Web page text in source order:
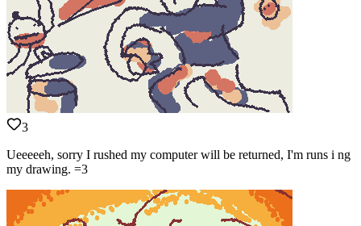
3
Ueeeeeh, sorry I rushed my computer will be returned, I'm runs i ng
my drawing. =3